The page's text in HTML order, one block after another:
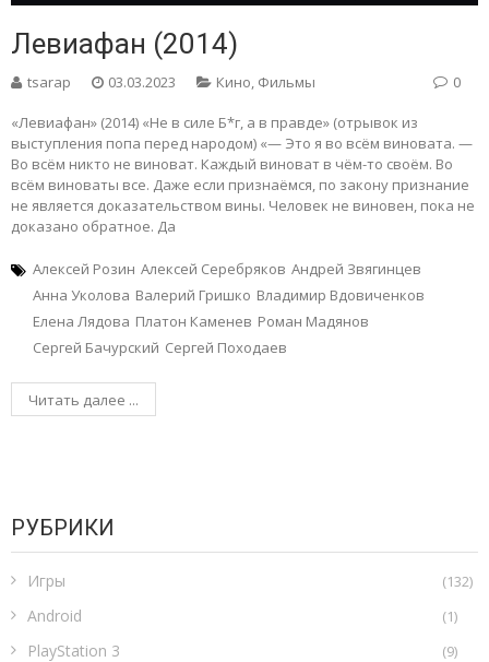
Левиафан (2014)
tsarap 03.03.2023 Кино, Фильмы 0
«Левиафан» (2014) «Не в силе Б*г, а в правде» (отрывок из
выступления попа перед народом) «— Это я во всём виновата. —
Во всём никто не виноват. Каждый виноват в чём-то своём. Во
всём виноваты все. Даже если признаёмся, по закону признание
не является доказательством вины. Человек не виновен, пока не
доказано обратное. Да
Алексей Розин Алексей Серебряков Андрей Звягинцев
Анна Уколова Валерий Гришко Владимир Вдовиченков
Елена Лядова Платон Каменев Роман Мадянов
Сергей Бачурский Сергей Походаев
Читать далее ...
РУБРИКИ
Игры (132)
Android (1)
PlayStation 3 (9)